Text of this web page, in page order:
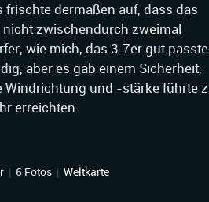
dermaßen auf, dass das
zwischendurch zweimal
wie mich, das 3.7er gut passte.
aber es gab einem Sicherheit,
und -stärke führte
erreichten.
| 6 Fotos | Weltkarte